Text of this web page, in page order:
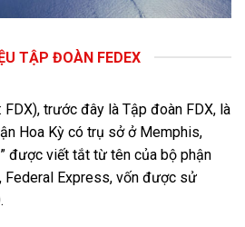
TẬP ĐOÀN FEDEX
FDX), trước đây là Tập đoàn FDX, là
Hoa Kỳ có trụ sở ở Memphis,
được viết tắt từ tên của bộ phận
Federal Express, vốn được sử